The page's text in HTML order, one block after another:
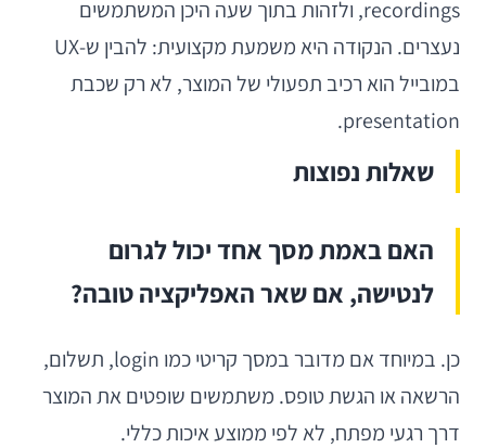
recordings, ולזהות בתוך שעה היכן המשתמשים
נעצרים. הנקודה היא משמעת מקצועית: להבין ש-UX
במובייל הוא רכיב תפעולי של המוצר, לא רק שכבת
presentation.
שאלות נפוצות
האם באמת מסך אחד יכול לגרום
לנטישה, אם שאר האפליקציה טובה?
כן. במיוחד אם מדובר במסך קריטי כמו login, תשלום,
הרשאה או הגשת טופס. משתמשים שופטים את המוצר
דרך רגעי מפתח, לא לפי ממוצע איכות כללי.